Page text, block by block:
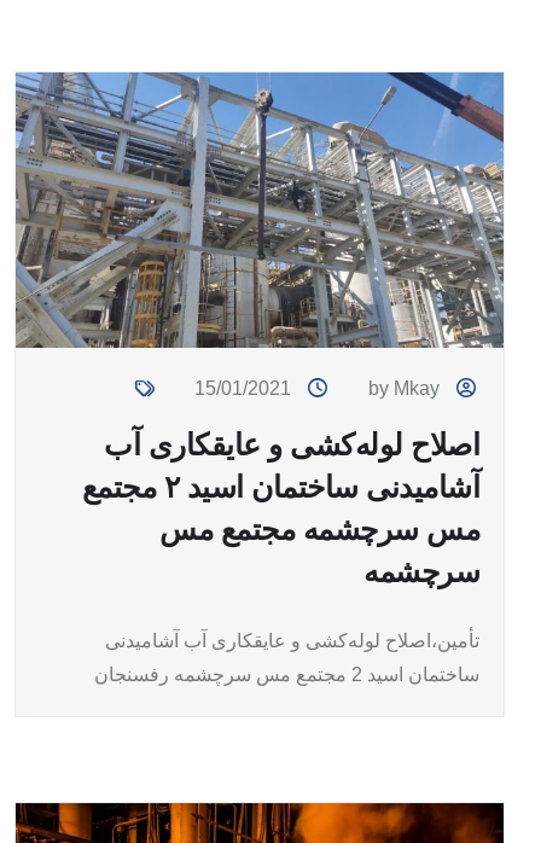
by Mkay
15/01/2021
اصلاح لوله‌کشی و عایقکاری آب
آشامیدنی ساختمان اسید ۲ مجتمع
مس سرچشمه مجتمع مس
سرچشمه
تأمین،اصلاح لوله‌کشی و عایقکاری آب آشامیدنی
ساختمان اسید 2 مجتمع مس سرچشمه رفسنجان